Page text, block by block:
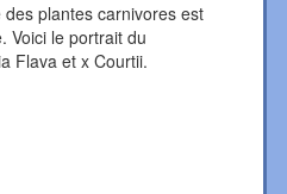
des plantes carnivores est
Voici le portrait du
Flava et x Courtii.